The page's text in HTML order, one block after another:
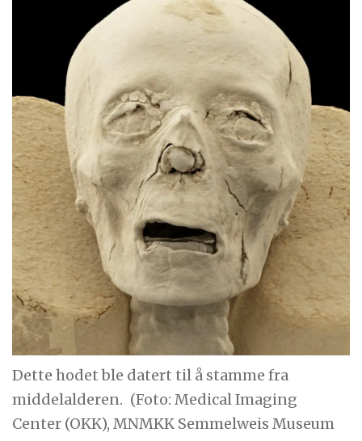
Dette hodet ble datert til å stamme fra
middelalderen. (Foto: Medical Imaging
Center (OKK), MNMKK Semmelweis Museum